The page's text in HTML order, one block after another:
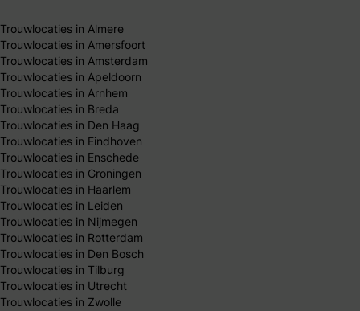
Trouwlocaties in Almere
Trouwlocaties in Amersfoort
Trouwlocaties in Amsterdam
Trouwlocaties in Apeldoorn
Trouwlocaties in Arnhem
Trouwlocaties in Breda
Trouwlocaties in Den Haag
Trouwlocaties in Eindhoven
Trouwlocaties in Enschede
Trouwlocaties in Groningen
Trouwlocaties in Haarlem
Trouwlocaties in Leiden
Trouwlocaties in Nijmegen
Trouwlocaties in Rotterdam
Trouwlocaties in Den Bosch
Trouwlocaties in Tilburg
Trouwlocaties in Utrecht
Trouwlocaties in Zwolle